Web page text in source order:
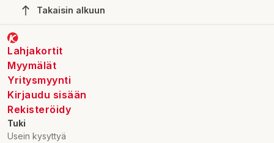
huipussa.
Takaisin alkuun
Lahjakortit
Myymälät
Yritysmyynti
Kirjaudu sisään
Rekisteröidy
Tuki
Usein kysyttyä